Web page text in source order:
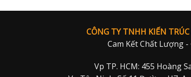
CÔNG TY TNHH KIẾN
Cam Kết Chất Lượng
Vp TP. HCM: 455 Hoàng